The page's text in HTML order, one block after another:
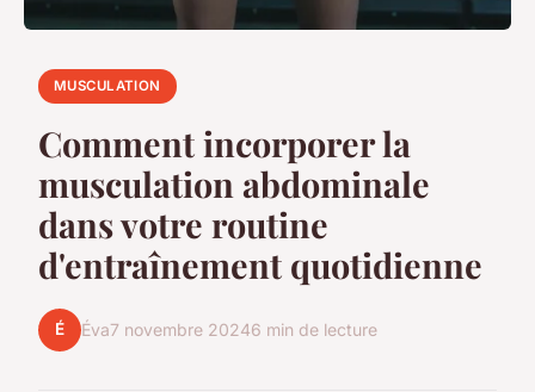
MUSCULATION
Comment incorporer la
musculation abdominale
dans votre routine
d'entraînement quotidienne
É Éva7 novembre 20246 min de lecture